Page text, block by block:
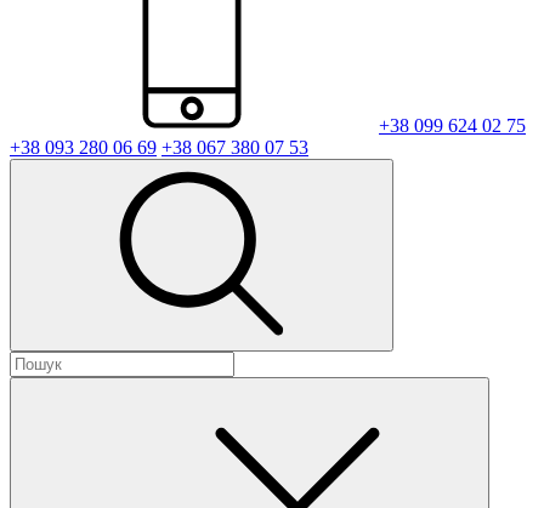
+38 099 624 02 75
+38 093 280 06 69 +38 067 380 07 53